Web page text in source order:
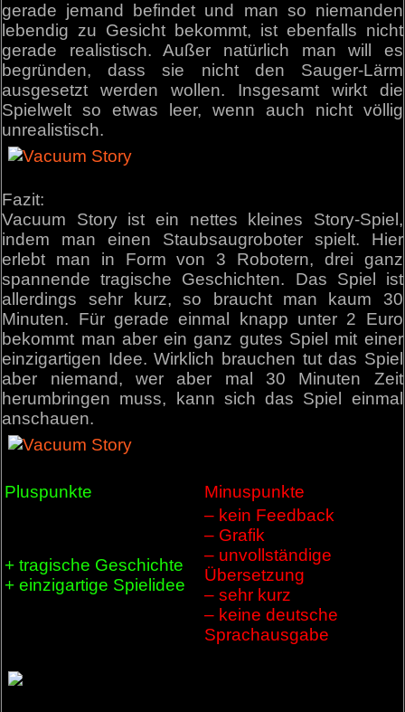
gerade jemand befindet und man so niemanden
lebendig zu Gesicht bekommt, ist ebenfalls nicht
gerade realistisch. Außer natürlich man will es
begründen, dass sie nicht den Sauger-Lärm
ausgesetzt werden wollen. Insgesamt wirkt die
Spielwelt so etwas leer, wenn auch nicht völlig
unrealistisch.
Fazit:
Vacuum Story ist ein nettes kleines Story-Spiel,
indem man einen Staubsaugroboter spielt. Hier
erlebt man in Form von 3 Robotern, drei ganz
spannende tragische Geschichten. Das Spiel ist
allerdings sehr kurz, so braucht man kaum 30
Minuten. Für gerade einmal knapp unter 2 Euro
bekommt man aber ein ganz gutes Spiel mit einer
einzigartigen Idee. Wirklich brauchen tut das Spiel
aber niemand, wer aber mal 30 Minuten Zeit
herumbringen muss, kann sich das Spiel einmal
anschauen.
Pluspunkte Minuspunkte
+ tragische Geschichte
+ einzigartige Spielidee
– kein Feedback
– Grafik
– unvollständige
Übersetzung
– sehr kurz
– keine deutsche
Sprachausgabe